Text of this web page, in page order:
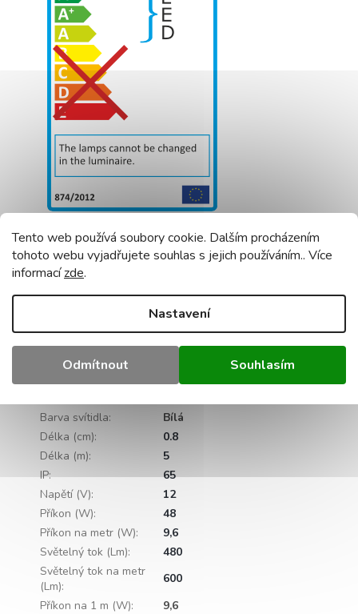
Tento web používá soubory cookie. Dalším procházením
tohoto webu vyjadřujete souhlas s jejich používáním.. Více
informacízde.
Nastavení
Odmítnout Souhlasím
Doplňkové parametry
Kategorie
0.5 kg
Výkon (W):
6000
Barva svítidla:
Bílá
Délka (cm):
0.8
Délka (m):
5
IP:
65
Napětí (V):
12
Příkon (W):
48
Příkon na metr (W):
9,6
Světelný tok (Lm):
480
Světelný tok na metr
(Lm):
600
Příkon na 1 m (W):
9,6